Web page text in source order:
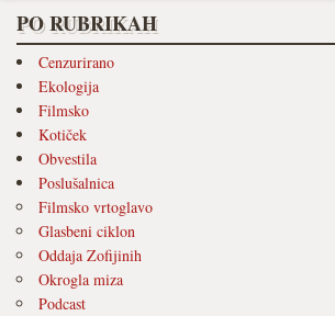
PO RUBRIKAH
Cenzurirano
Ekologija
Filmsko
Kotiček
Obvestila
Poslušalnica
Filmsko vrtoglavo
Glasbeni ciklon
Oddaja Zofijinih
Okrogla miza
Podcast